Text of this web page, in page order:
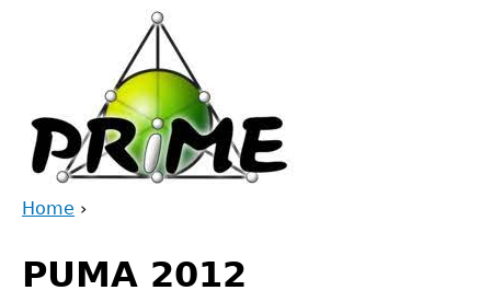
are
Home ›
to
top
PUMA 2012